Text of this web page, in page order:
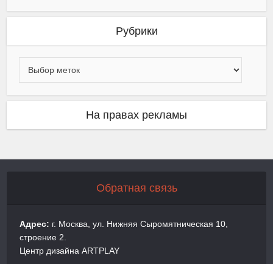
Рубрики
На правах рекламы
Обратная связь
Адрес: г. Москва, ул. Нижняя Сыромятническая 10,
строение 2.
Центр дизайна ARTPLAY